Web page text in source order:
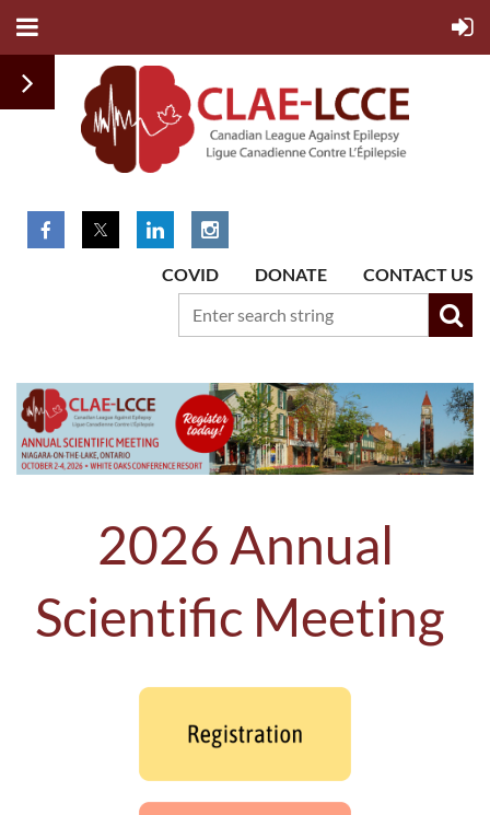
COVID DONATE CONTACT US
2026 Annual
Scientific Meeting